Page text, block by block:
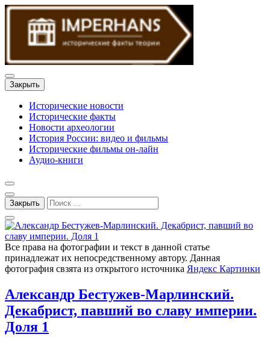
Закрыть
Исторические новости
Исторические факты
Новости археологии
История России: видео и фильмы
Исторические фильмы он-лайн
Аудио-книги
Закрыть
Все права на фотографии и текст в данной статье
принадлежат их непосредственному автору. Данная
фотография свзята из открытого источника Яндекс Картинки
Александр Бестужев-Марлинский.
Декабрист, павший во славу империи.
Доля 1